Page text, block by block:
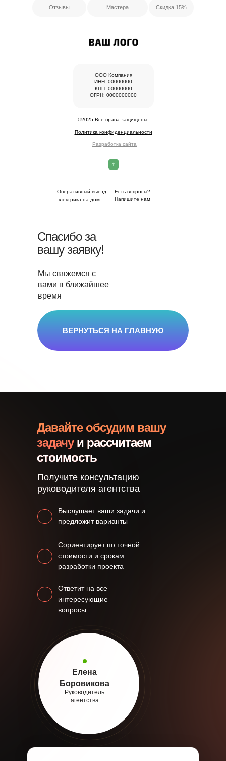
Отзывы Мастера Скидка 15%
©2025 Все права защищены.
Политика конфиденциальности
Разработка сайта
ООО Компания
ИНН: 00000000
КПП: 00000000
ОГРН: 0000000000
Оперативный выезд
электрика на дом
Мы свяжемся с
вами в ближайшее
время
Спасибо за
вашу заявку!
Есть вопросы?
Напишите нам
ВЕРНУТЬСЯ НА ГЛАВНУЮ
Сориентирует по точной
стоимости и срокам
разработки проекта
Получите консультацию
руководителя агентства
Ответит на все
интересующие
вопросы
Выслушает ваши задачи и
предложит варианты
Елена
Боровикова
Руководитель
агентства
Давайте обсудим вашу
задачу и рассчитаем
стоимость